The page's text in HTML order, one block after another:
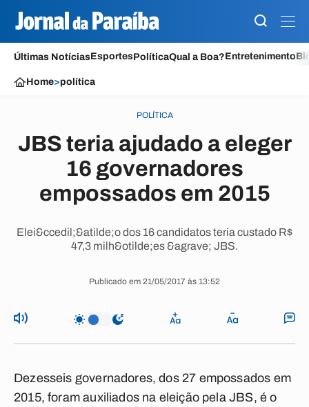
Últimas NotíciasEsportesPolíticaQual a Boa?Entretenimento
Home>política
POLÍTICA
JBS teria ajudado a eleger
16 governadores
empossados em 2015
Elei&ccedil;&atilde;o dos 16 candidatos teria custado R$
47,3 milh&otilde;es &agrave; JBS.
Publicado em 21/05/2017 às 13:52
Dezesseis governadores, dos 27 empossados em
2015, foram auxiliados na eleição pela JBS, é o